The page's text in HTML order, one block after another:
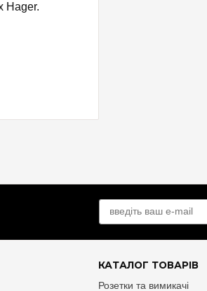
Hager.
КАТАЛОГ ТОВАРІВ
Розетки та вимикачі